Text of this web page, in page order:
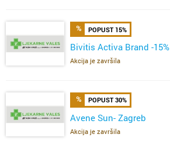
POPUST 15%
Bivitis Activa Brand -15%
Akcija je završila
POPUST 30%
Avene Sun- Zagreb
Akcija je završila